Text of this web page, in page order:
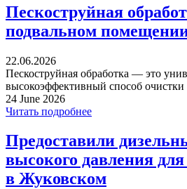
Пескоструйная
подвальном
22.06.2026
Пескоструйная обработка — это
высокоэффективный способ очистки
24 June 2026
Читать подробнее
Предоставили
высокого давления
в Жуковском